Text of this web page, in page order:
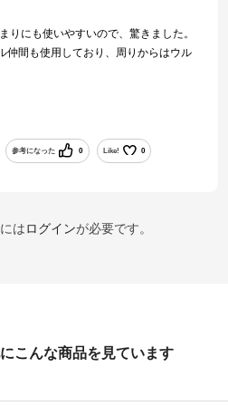
りにも使いやすいので、驚きました。
仲間も使用しており、周りからはウル
るのも捨て難く、V5.0の色に馴染め
ところです。
参考になった 0 Like! 0
はログインが必要です。
こんな商品を見ています